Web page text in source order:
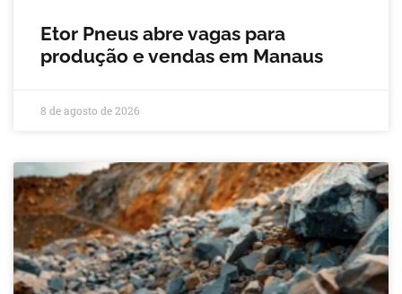
Etor Pneus abre vagas para
produção e vendas em Manaus
8 de agosto de 2026